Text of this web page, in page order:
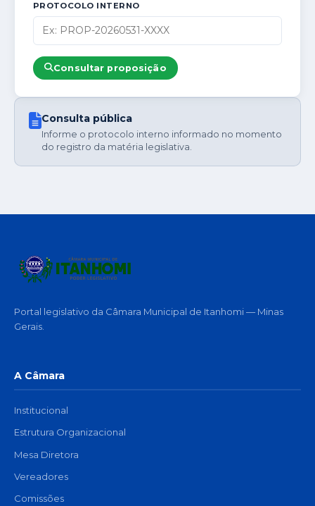
PROTOCOLO INTERNO
Consultar proposição
Consulta pública
Informe o protocolo interno informado no momento
do registro da matéria legislativa.
Portal legislativo da Câmara Municipal de Itanhomi — Minas
Gerais.
A Câmara
Institucional
Estrutura Organizacional
Mesa Diretora
Vereadores
Comissões